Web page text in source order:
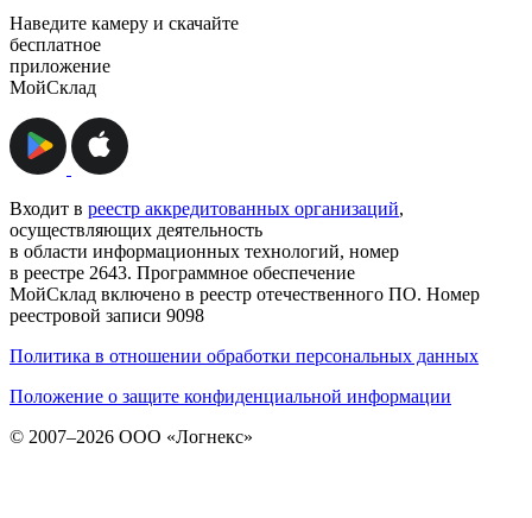
Наведите камеру и скачайте
бесплатное
приложение
МойСклад
Входит в реестр аккредитованных организаций,
осуществляющих деятельность
в области информационных технологий, номер
в реестре 2643. Программное обеспечение
МойСклад включено в реестр отечественного ПО. Номер
реестровой записи 9098
Политика в отношении обработки персональных данных
Положение о защите конфиденциальной информации
© 2007–2026 ООО «Логнекс»